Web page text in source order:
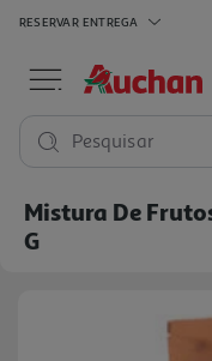
RESERVAR ENTREGA
Pesquisar
Mistura De
G